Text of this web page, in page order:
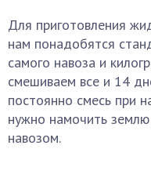
Для приготовления
нам понадобятся
самого навоза и
смешиваем все и 14
постоянно смесь при
нужно намочить
навозом.